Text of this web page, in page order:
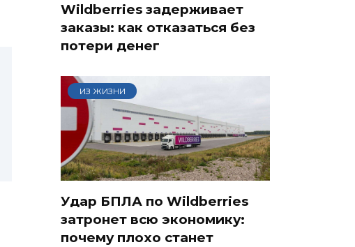
Wildberries задерживает
заказы: как отказаться без
потери денег
ИЗ ЖИЗНИ
Удар БПЛА по Wildberries
затронет всю экономику:
почему плохо станет